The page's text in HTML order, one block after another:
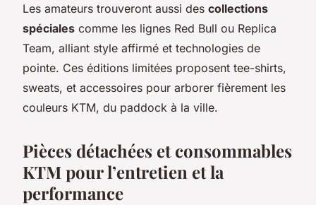
Les amateurs trouveront aussi des collections
spéciales comme les lignes Red Bull ou Replica
Team, alliant style affirmé et technologies de
pointe. Ces éditions limitées proposent tee-shirts,
sweats, et accessoires pour arborer fièrement les
couleurs KTM, du paddock à la ville.
Pièces détachées et consommables
KTM pour l’entretien et la
performance